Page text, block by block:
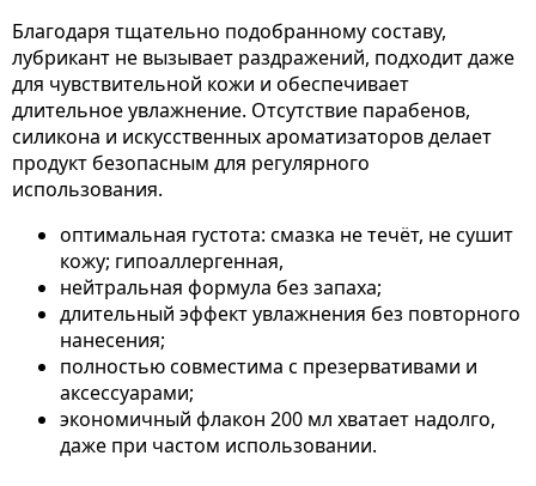
Благодаря тщательно подобранному составу,
лубрикант не вызывает раздражений, подходит даже
для чувствительной кожи и обеспечивает
длительное увлажнение. Отсутствие парабенов,
силикона и искусственных ароматизаторов делает
продукт безопасным для регулярного
использования.
оптимальная густота: смазка не течёт, не сушит
кожу; гипоаллергенная,
нейтральная формула без запаха;
длительный эффект увлажнения без повторного
нанесения;
полностью совместима с презервативами и
аксессуарами;
экономичный флакон 200 мл хватает надолго,
даже при частом использовании.